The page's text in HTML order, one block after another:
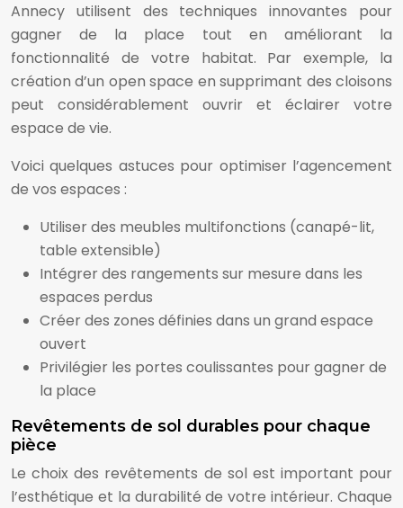
Annecy utilisent des techniques innovantes pour
gagner de la place tout en améliorant la
fonctionnalité de votre habitat. Par exemple, la
création d’un open space en supprimant des cloisons
peut considérablement ouvrir et éclairer votre
espace de vie.
Voici quelques astuces pour optimiser l’agencement
de vos espaces :
Utiliser des meubles multifonctions (canapé-lit,
table extensible)
Intégrer des rangements sur mesure dans les
espaces perdus
Créer des zones définies dans un grand espace
ouvert
Privilégier les portes coulissantes pour gagner de
la place
Revêtements de sol durables pour chaque
pièce
Le choix des revêtements de sol est important pour
l’esthétique et la durabilité de votre intérieur. Chaque